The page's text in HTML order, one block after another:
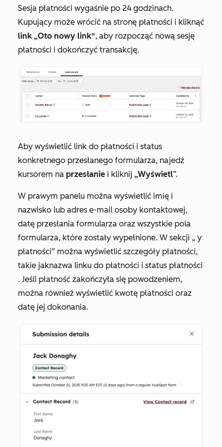
Sesja płatności wygaśnie po 24 godzinach.
Kupujący może wrócić na stronę płatności i kliknąć
link „Oto nowy link”, aby rozpocząć nową sesję
płatności i dokończyć transakcję.
Aby wyświetlić link do płatności i status
konkretnego przesłanego formularza, najedź
kursorem na przesłanie i kliknij „Wyświetl”.
W prawym panelu można wyświetlić imię i
nazwisko lub adres e-mail osoby kontaktowej,
datę przesłania formularza oraz wszystkie pola
formularza, które zostały wypełnione. W sekcji „ y
płatności” można wyświetlić szczegóły płatności,
takie jaknazwa linku do płatności i status płatności
. Jeśli płatność zakończyła się powodzeniem,
można również wyświetlić kwotę płatności oraz
datę jej dokonania.